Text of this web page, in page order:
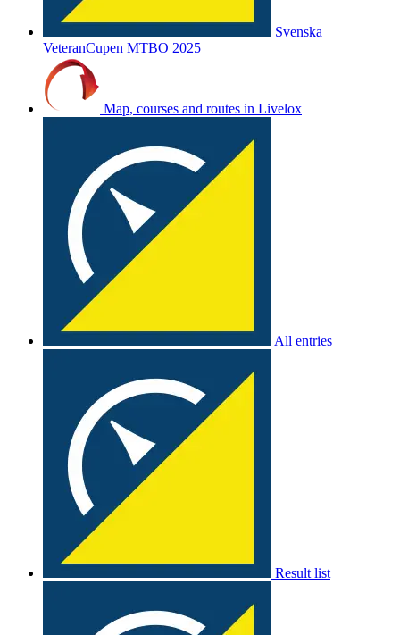
Svenska
VeteranCupen MTBO 2025
Map, courses and routes in Livelox
All entries
Result list